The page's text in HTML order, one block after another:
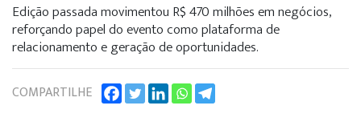
Edição passada movimentou R$ 470 milhões em negócios,
reforçando papel do evento como plataforma de
relacionamento e geração de oportunidades.
COMPARTILHE